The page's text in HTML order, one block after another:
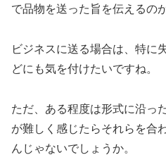
で品物を送った旨を伝えるの
ビジネスに送る場合は、特に
どにも気を付けたいですね。
ただ、ある程度は形式に沿っ
が難しく感じたらそれらを合
んじゃないでしょうか。